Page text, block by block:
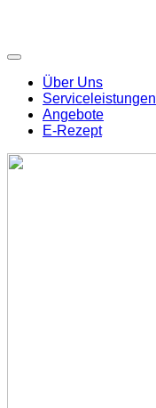
Über Uns
Serviceleistungen
Angebote
E-Rezept